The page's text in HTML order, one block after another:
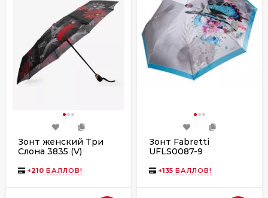
Зонт женский Три
Слона 3835 (V)
+210 БАЛЛОВ!
Зонт Fabretti
UFLS0087-9
+135 БАЛЛОВ!